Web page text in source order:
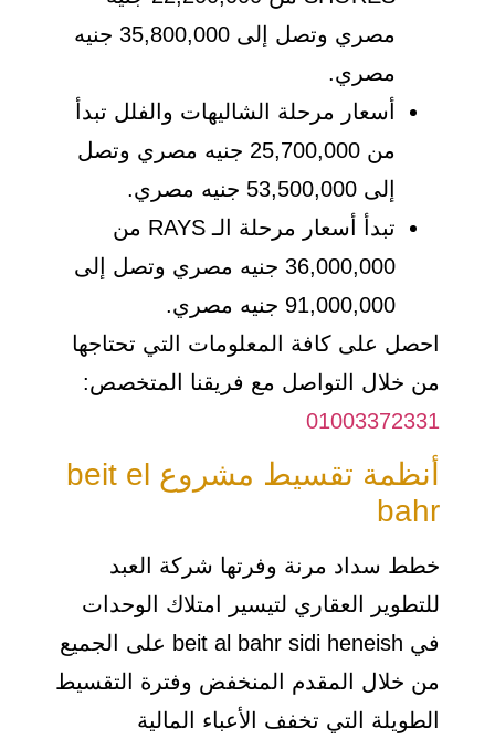
مصري وتصل إلى 35,800,000 جنيه
مصري.
أسعار مرحلة الشاليهات والفلل تبدأ
من 25,700,000 جنيه مصري وتصل
إلى 53,500,000 جنيه مصري.
تبدأ أسعار مرحلة الـ RAYS من
36,000,000 جنيه مصري وتصل إلى
91,000,000 جنيه مصري.
احصل على كافة المعلومات التي تحتاجها
من خلال التواصل مع فريقنا المتخصص:
01003372331
أنظمة تقسيط مشروع beit el
bahr
خطط سداد مرنة وفرتها شركة العبد
للتطوير العقاري لتيسير امتلاك الوحدات
في beit al bahr sidi heneish على الجميع
من خلال المقدم المنخفض وفترة التقسيط
الطويلة التي تخفف الأعباء المالية